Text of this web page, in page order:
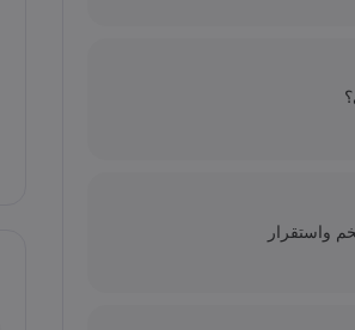
واستقرار